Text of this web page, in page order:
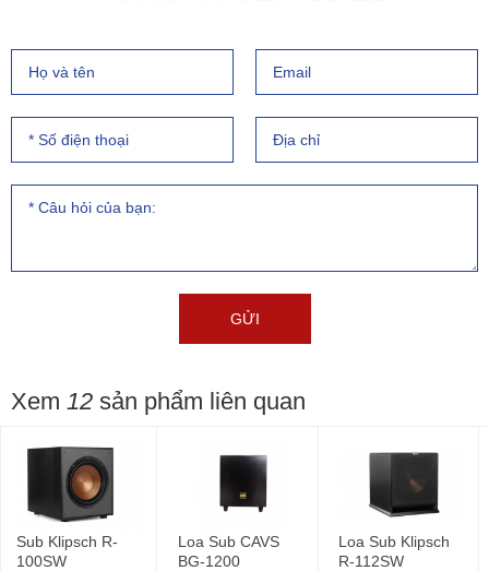
Xem 12 sản phẩm liên quan
Sub Klipsch R-
100SW
Loa Sub CAVS
BG-1200
Loa Sub Klipsch
R-112SW